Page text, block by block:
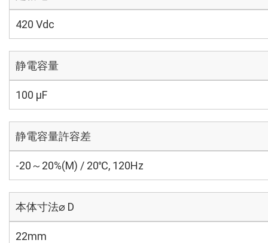
420 Vdc
静電容量
100 µF
静電容量許容差
-20～20%(M) / 20℃, 120Hz
本体寸法⌀ D
22mm